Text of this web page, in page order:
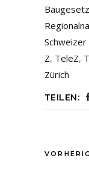
Baugesetz
Z, TeleZ,
Zürich
TEILEN: